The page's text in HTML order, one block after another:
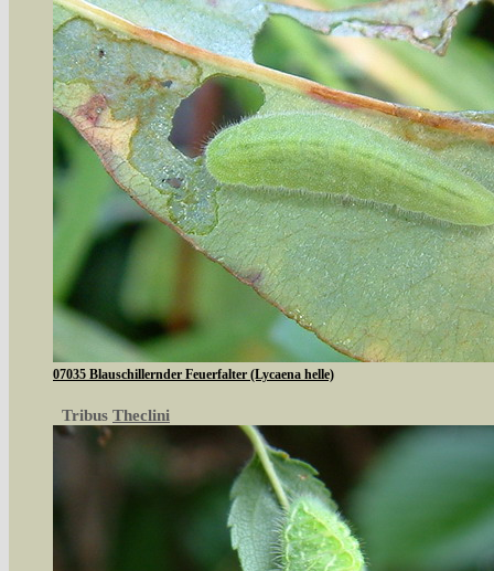
07035 Blauschillernder Feuerfalter (Lycaena helle)
Tribus Theclini